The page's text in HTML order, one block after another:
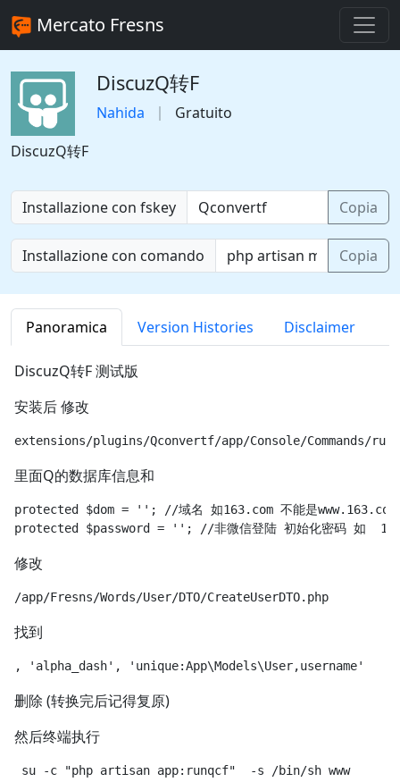
Mercato Fresns
DiscuzQ转F
Nahida
Gratuito
DiscuzQ转F
Installazione con fskey Copia
Installazione con comando Copia
Panoramica Version Histories Disclaimer
DiscuzQ转F 测试版
安装后 修改
里面Q的数据库信息和
protected $dom = ''; //域名 如163.com 不能是www.163.com
修改
找到
删除 (转换完后记得复原)
然后终端执行